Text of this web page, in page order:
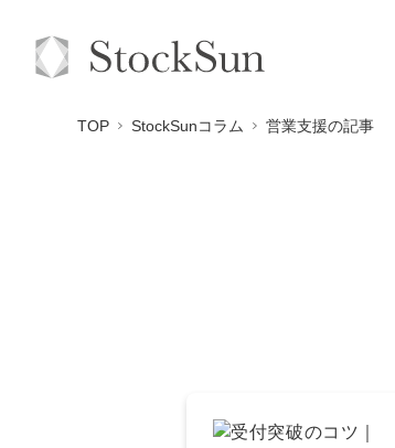
TOP StockSunコラム 営業支援の記事